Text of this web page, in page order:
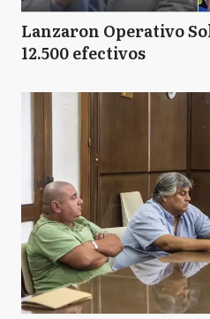
Lanzaron Operativo
12.500 efectivos